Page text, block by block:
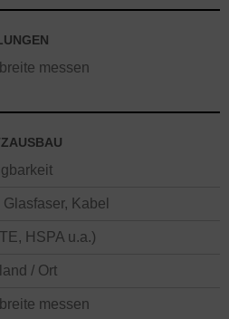
messen
Kabel
HSPA u.a.)
/ Ort
messen